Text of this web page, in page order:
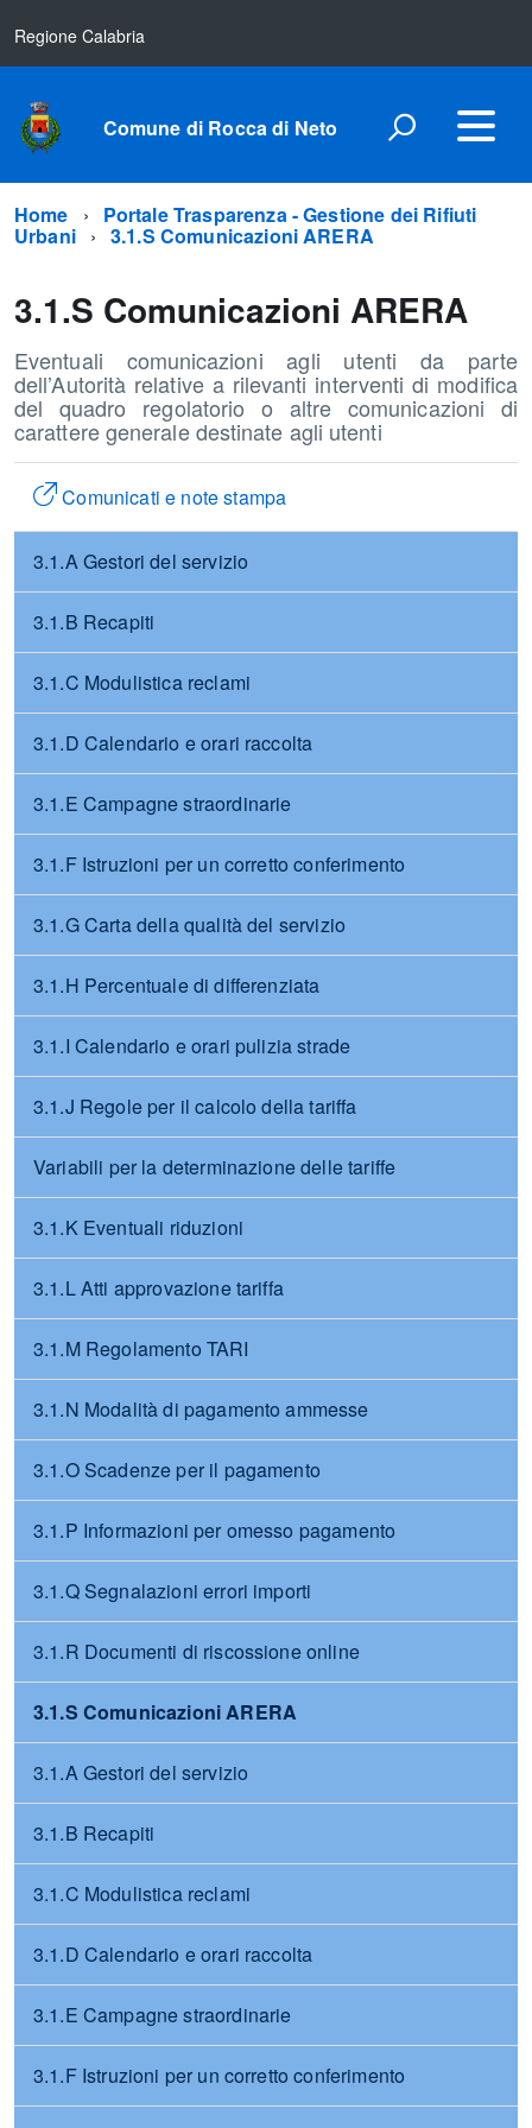
Regione Calabria
Comune di Rocca di Neto
Home Portale Trasparenza - Gestione dei Rifiuti
Urbani 3.1.S Comunicazioni ARERA
3.1.S Comunicazioni ARERA
Eventuali comunicazioni agli utenti da parte
dell’Autorità relative a rilevanti interventi di modifica
del quadro regolatorio o altre comunicazioni di
carattere generale destinate agli utenti
Comunicati e note stampa
3.1.A Gestori del servizio
3.1.B Recapiti
3.1.C Modulistica reclami
3.1.D Calendario e orari raccolta
3.1.E Campagne straordinarie
3.1.F Istruzioni per un corretto conferimento
3.1.G Carta della qualità del servizio
3.1.H Percentuale di differenziata
3.1.I Calendario e orari pulizia strade
3.1.J Regole per il calcolo della tariffa
Variabili per la determinazione delle tariffe
3.1.K Eventuali riduzioni
3.1.L Atti approvazione tariffa
3.1.M Regolamento TARI
3.1.N Modalità di pagamento ammesse
3.1.O Scadenze per il pagamento
3.1.P Informazioni per omesso pagamento
3.1.Q Segnalazioni errori importi
3.1.R Documenti di riscossione online
3.1.S Comunicazioni ARERA
3.1.A Gestori del servizio
3.1.B Recapiti
3.1.C Modulistica reclami
3.1.D Calendario e orari raccolta
3.1.E Campagne straordinarie
3.1.F Istruzioni per un corretto conferimento